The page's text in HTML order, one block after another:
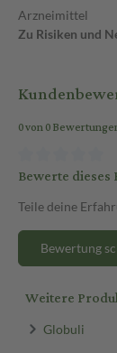
Arzneimittel
Zu Risiken und
0 von 0
Bewerte
Teile deine
Bewertung
Weitere
Globuli